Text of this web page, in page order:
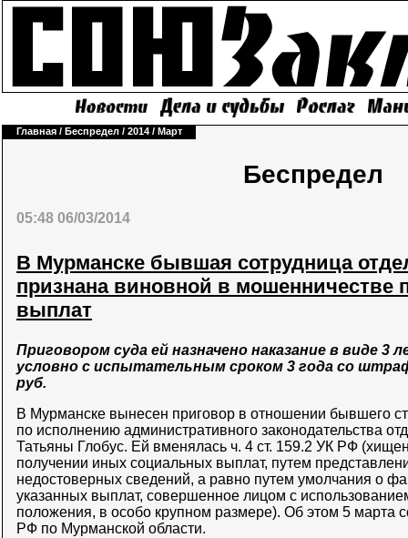
Главная / Беспредел / 2014 / Март
Беспредел
05:48 06/03/2014
В Мурманске бывшая сотрудница
признана виновной в мошенничестве
выплат
Приговором суда ей назначено наказание в виде 3
условно с испытательным сроком 3 года со
руб.
В Мурманске вынесен приговор в отношении бывшего
по исполнению административного законодательства
Татьяны Глобус. Ей вменялась ч. 4 ст. 159.2 УК РФ
получении иных социальных выплат, путем
недостоверных сведений, а равно путем умолчания о
указанных выплат, совершенное лицом с
положения, в особо крупном размере). Об этом 5 марта
РФ по Мурманской области.